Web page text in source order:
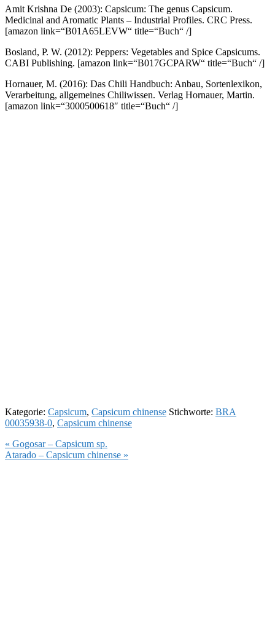
Amit Krishna De (2003): Capsicum: The genus Capsicum.
Medicinal and Aromatic Plants – Industrial Profiles. CRC Press.
[amazon link=“B01A65LEVW“ title=“Buch“ /]
Bosland, P. W. (2012): Peppers: Vegetables and Spice Capsicums.
CABI Publishing. [amazon link=“B017GCPARW“ title=“Buch“ /]
Hornauer, M. (2016): Das Chili Handbuch: Anbau, Sortenlexikon,
Verarbeitung, allgemeines Chiliwissen. Verlag Hornauer, Martin.
[amazon link=“3000500618″ title=“Buch“ /]
Kategorie: Capsicum, Capsicum chinense Stichworte: BRA
00035938-0, Capsicum chinense
Vorheriger
Beitrag:
« Gogosar – Capsicum sp.
Nächster
Atarado – Capsicum chinense »